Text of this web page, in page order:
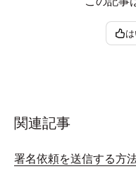
関連記事
署名依頼を送信する方